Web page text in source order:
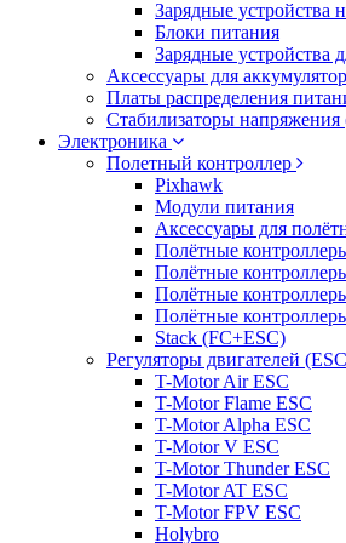
Зарядные устройства
Блоки питания
Зарядные устройства
Аксессуары для
Платы распределения
Стабилизаторы напряжения
Электроника
Полетный контроллер
Pixhawk
Модули питания
Аксессуары для
Полётные
Полётные
Полётные
Полётные
Stack (FC+ESC)
Регуляторы двигателей
T-Motor Air ESC
T-Motor Flame ESC
T-Motor Alpha ESC
T-Motor V ESC
T-Motor Thunder ESC
T-Motor AT ESC
T-Motor FPV ESC
Holybro